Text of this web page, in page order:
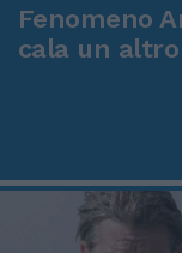
Fenomeno
cala un altro